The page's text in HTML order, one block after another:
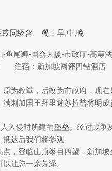
同级含 餐：早,中,晚
尾狮-国会大厦-市政厅-高等
住宿：新加坡网评四钻酒店
为教堂，后改为市政府，现
满刺加国王拜里迷苏拉曾将
入侵时所建的堡垒。经过战争
达后我们将参观
，登临山顶举目四望，新加
让您一亲芳泽。